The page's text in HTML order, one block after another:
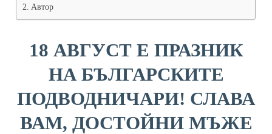
Автор
18 АВГУСТ Е ПРАЗНИК
НА БЪЛГАРСКИТЕ
ПОДВОДНИЧАРИ! СЛАВА
ВАМ, ДОСТОЙНИ МЪЖЕ